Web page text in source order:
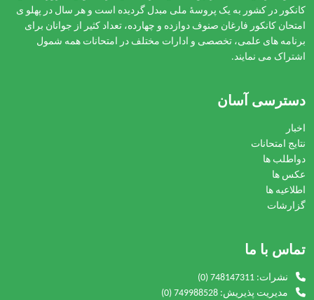
کانکور در کشور به یک پروسۀ ملی مبدل گردیده است و هر سال در پهلو ی
امتحان کانکور فارغان صنوف دوازده و چهارده، تعداد کثیر از جوانان برای
برنامه های علمی، تخصصی و ادارات مختلف در امتحانات همه شمول
اشتراک می نمایند.
دسترسی آسان
اخبار
نتایج امتحانات
دواطلب ها
عکس ها
اطلاعیه ها
گزارشات
تماس با ما
نشرات: (0) 748147311
مدیریت پذیریش: (0) 749988528